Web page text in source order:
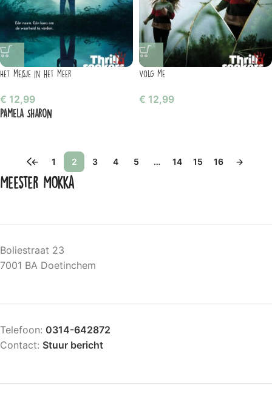
Het meisje in het meer
€ 12,99
Pamela Sharon
Volg me
€ 12,99
← 1 2 3 4 5 … 14 15 16 →
Meester Mokka
Boliestraat 23
7001 BA Doetinchem
Telefoon: 0314-642872
Contact: Stuur bericht